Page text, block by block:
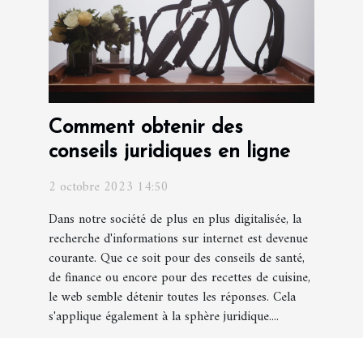
Comment obtenir des
conseils juridiques en ligne
2 octobre 2023 14:50
Dans notre société de plus en plus digitalisée, la
recherche d'informations sur internet est devenue
courante. Que ce soit pour des conseils de santé,
de finance ou encore pour des recettes de cuisine,
le web semble détenir toutes les réponses. Cela
s'applique également à la sphère juridique....